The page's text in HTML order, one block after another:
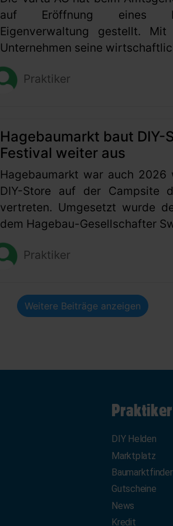
auf Eröffnung eines
Eigenverwaltung gestellt.
Unternehmen seine
Praktiker
Hagebaumarkt baut DIY-
Festival weiter aus
Hagebaumarkt war auch
DIY-Store auf der Campsite
vertreten. Umgesetzt wurde
dem Hagebau-Gesellschafter
Praktiker
Weitere Beiträge anzeigen
DIY Helden
Marktplatz
Baumarktfinder
Gutscheine
News
Kredit